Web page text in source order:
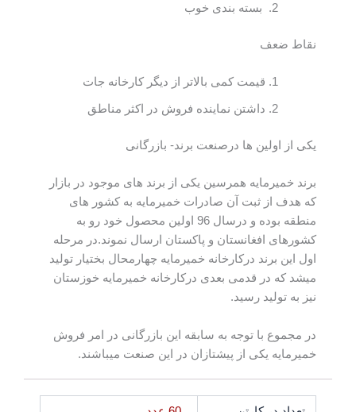
بسته بندی خوب
نقاط ضعف
قیمت کمی بالاتر از دیگر کارخانه جات
داشتن نماینده فروش در اکثر مناطق
یکی از اولین ها درصنعت برند- بازرگانی
برند خمیرمایه همرسین یکی از برند های موجود در بازار
که هدف از ثبت آن صادرات خمیرمایه به کشور های
منطقه بوده و درسال 96 اولین محصول خود رو به
کشورهای افغانستان و پاکستان ارسال نموند.در مرحله
اول این برند درکارخانه خمیرمایه چهارمحال بختیار تولید
میشد که در قدمی بعدی درکارخانه خمیرمایه خوزستان
نیز به تولید رسید.
در مجموع با توجه به سابقه این بازرگانی در امر فروش
خمیرمایه یکی از پیشتازان در این صنعت میباشند.